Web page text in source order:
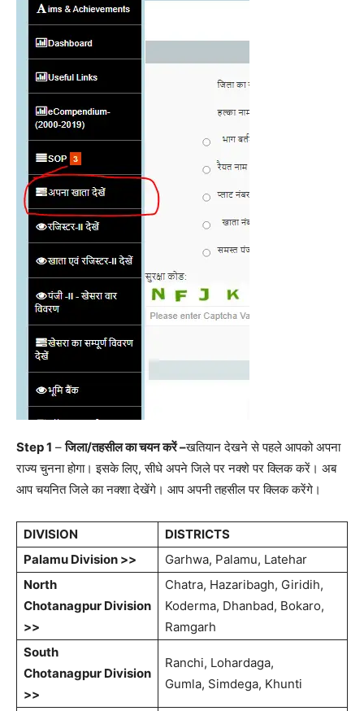
Step 1 –जिला/तहसीलकाचयनकरें–खतियान देखने से पहले आपको अपना
राज्य चुनना होगा। इसके लिए, सीधे अपने जिले पर नक्शे पर क्लिक करें। अब
आप चयनित जिले का नक्शा देखेंगे। आप अपनी तहसील पर क्लिक करेंगे।
DIVISION
DISTRICTS
Palamu Division >>
Garhwa, Palamu, Latehar
North
Chotanagpur Division
>>
Chatra, Hazaribagh, Giridih,
Koderma, Dhanbad, Bokaro,
Ramgarh
South
Chotanagpur Division
>>
Ranchi, Lohardaga,
Gumla, Simdega, Khunti